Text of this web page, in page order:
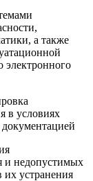
а также
электронного
в условиях
документацией
и недопустимых
их устранения